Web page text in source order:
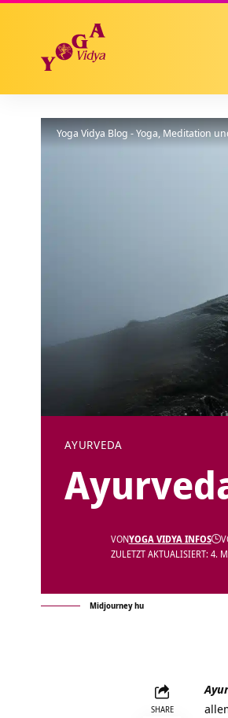
Yoga Vidya Blog - Yoga, Meditation
AYURVEDA
ZULETZT AKTUALISIERT: 4.
VONYOGA VIDYA INFOS
Midjourney hu
SHARE